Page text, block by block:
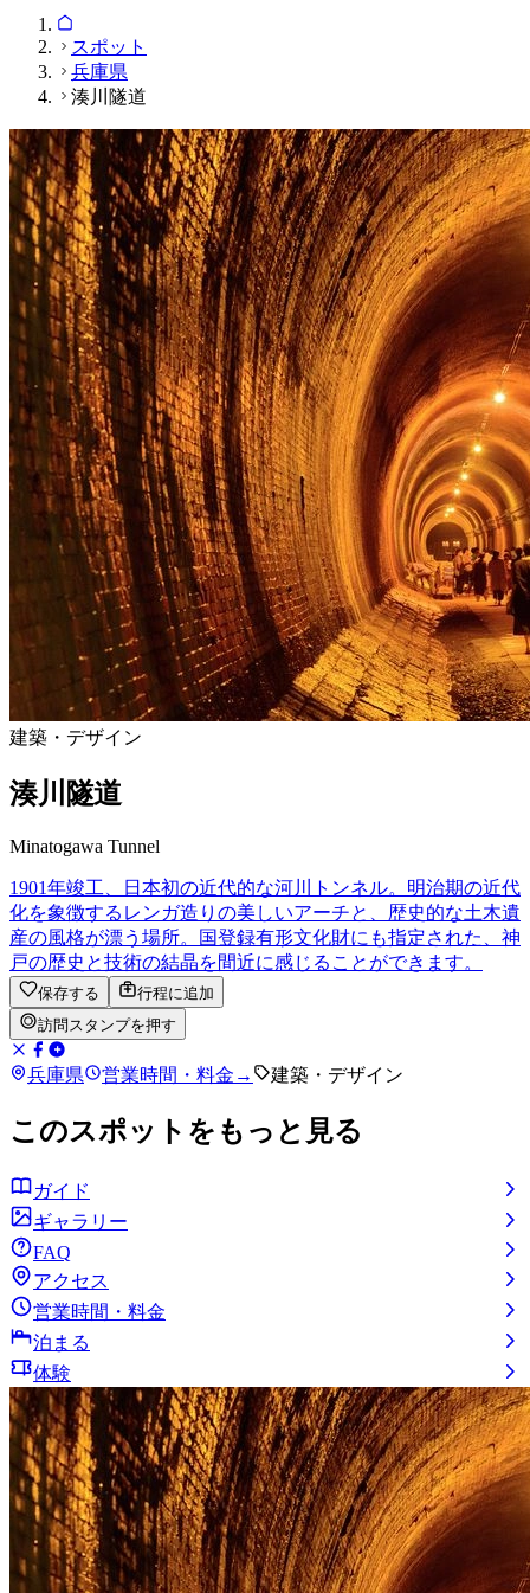
スポット
兵庫県
湊川隧道
建築・デザイン
湊川隧道
Minatogawa Tunnel
1901年竣工、日本初の近代的な河川トンネル。明治期の近代
化を象徴するレンガ造りの美しいアーチと、歴史的な土木遺
産の風格が漂う場所。国登録有形文化財にも指定された、神
戸の歴史と技術の結晶を間近に感じることができます。
保存する
行程に追加
訪問スタンプを押す
兵庫県 営業時間・料金 → 建築・デザイン
このスポットをもっと見る
ガイド
ギャラリー
FAQ
アクセス
営業時間・料金
泊まる
体験